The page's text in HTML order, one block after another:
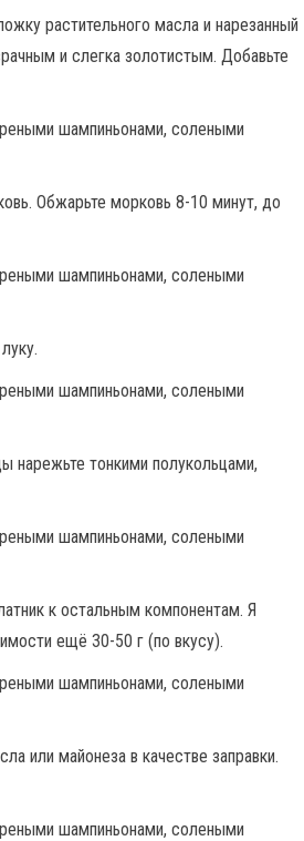
растительного масла и нарезанный
и слегка золотистым. Добавьте
Обжарьте морковь 8-10 минут, до
нарежьте тонкими полукольцами,
к остальным компонентам. Я
ещё 30-50 г (по вкусу).
или майонеза в качестве заправки.